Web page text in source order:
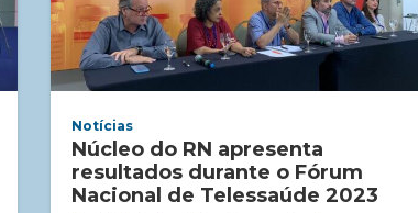
Notícias
Núcleo do RN apresenta
resultados durante o Fórum
Nacional de Telessaúde 2023